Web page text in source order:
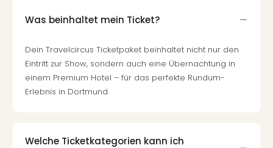
Was beinhaltet mein Ticket?
Dein Travelcircus Ticketpaket beinhaltet nicht nur den
Eintritt zur Show, sondern auch eine Übernachtung in
einem Premium Hotel – für das perfekte Rundum-
Erlebnis in Dortmund.
Welche Ticketkategorien kann ich